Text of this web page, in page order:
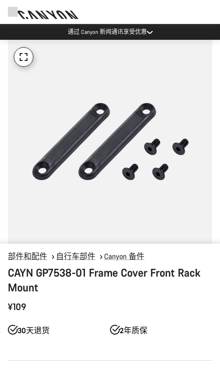
通过 Canyon 新闻通讯享受优惠
部件和配件 自行车部件 Canyon 备件
CAYN GP7538-01 Frame Cover Front Rack
Mount
¥109
30天退货 2年质保